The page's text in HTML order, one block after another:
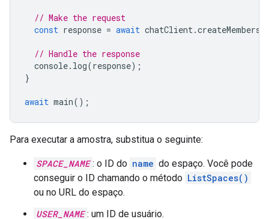
// Make the request
const response = await chatClient.
// Handle the response
console. log(response);
}
await main();
Para executar a amostra, substitua o seguinte:
SPACE_NAME : o ID do name do espaço. Você pode
conseguir o ID chamando o método ListSpaces()
ou no URL do espaço.
USER_NAME : um ID de usuário.